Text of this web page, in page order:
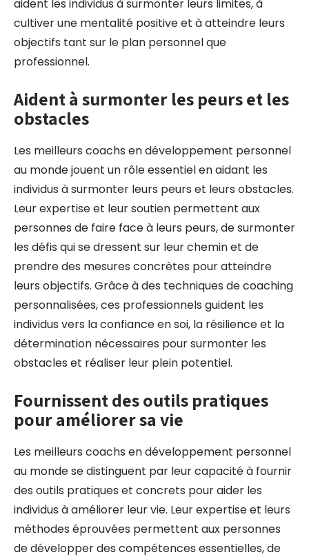
aident les individus à surmonter leurs limites, à
cultiver une mentalité positive et à atteindre leurs
objectifs tant sur le plan personnel que
professionnel.
Aident à surmonter les peurs et les
obstacles
Les meilleurs coachs en développement personnel
au monde jouent un rôle essentiel en aidant les
individus à surmonter leurs peurs et leurs obstacles.
Leur expertise et leur soutien permettent aux
personnes de faire face à leurs peurs, de surmonter
les défis qui se dressent sur leur chemin et de
prendre des mesures concrètes pour atteindre
leurs objectifs. Grâce à des techniques de coaching
personnalisées, ces professionnels guident les
individus vers la confiance en soi, la résilience et la
détermination nécessaires pour surmonter les
obstacles et réaliser leur plein potentiel.
Fournissent des outils pratiques
pour améliorer sa vie
Les meilleurs coachs en développement personnel
au monde se distinguent par leur capacité à fournir
des outils pratiques et concrets pour aider les
individus à améliorer leur vie. Leur expertise et leurs
méthodes éprouvées permettent aux personnes
de développer des compétences essentielles, de